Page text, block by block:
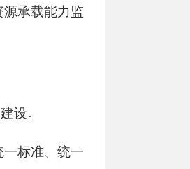
承载能力监
设。
标准、统一